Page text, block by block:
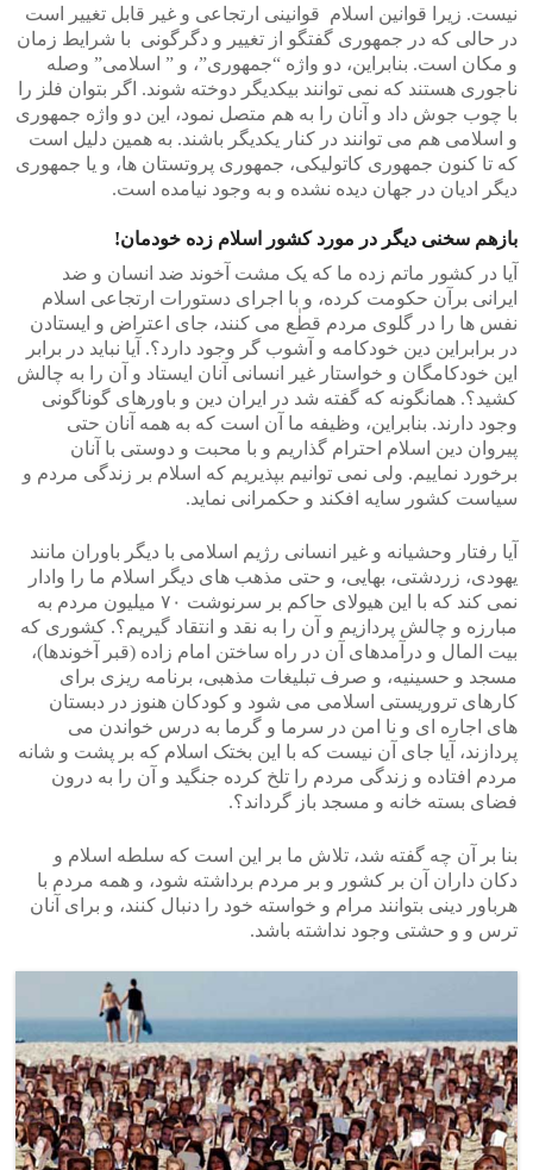
نیست. زیرا قوانین اسلام قوانینی ارتجاعی و غیر قابل تغییر است
در حالی که در جمهوری گفتگو از تغییر و دگرگونی با شرایط زمان
و مکان است. بنابراین، دو واژه “جمهوری”، و ” اسلامی” وصله
ناجوری هستند که نمی توانند بیکدیگر دوخته شوند. اگر بتوان فلز را
با چوب جوش داد و آنان را به هم متصل نمود، این دو واژه جمهوری
و اسلامی هم می توانند در کنار یکدیگر باشند. به همین دلیل است
که تا کنون جمهوری کاتولیکی، جمهوری پروتستان ها، و یا جمهوری
دیگر ادیان در جهان دیده نشده و به وجود نیامده است.
بازهم سخنی دیگر در مورد کشور اسلام زده خودمان!
آیا در کشور ماتم زده ما که یک مشت آخوند ضد انسان و ضد
ایرانی برآن حکومت کرده، و با اجرای دستورات ارتجاعی اسلام
نفس ها را در گلوی مردم قطٰع می کنند، جای اعتراض و ایستادن
در برابراین دین خودکامه و آشوب گر وجود دارد؟. آیا نباید در برابر
این خودکامگان و خواستار غیر انسانی آنان ایستاد و آن را به چالش
کشید؟. همانگونه که گفته شد در ایران دین و باورهای گوناگونی
وجود دارند. بنابراین، وظیفه ما آن است که به همه آنان حتی
پیروان دین اسلام احترام گذاریم و با محبت و دوستی با آنان
برخورد نماییم. ولی نمی توانیم بپذیریم که اسلام بر زندگی مردم و
سیاست کشور سایه افکند و حکمرانی نماید.
آیا رفتار وحشیانه و غیر انسانی رژیم اسلامی با دیگر باوران مانند
یهودی، زردشتی، بهایی، و حتی مذهب های دیگر اسلام ما را وادار
نمی کند که با این هیولای حاکم بر سرنوشت ۷۰ میلیون مردم به
مبارزه و چالش پردازیم و آن را به نقد و انتقاد گیریم؟. کشوری که
بیت المال و درآمدهای آن در راه ساختن امام زاده (قبر آخوندها)،
مسجد و حسینیه، و صرف تبلیغات مذهبی، برنامه ریزی برای
کارهای تروریستی اسلامی می شود و کودکان هنوز در دبستان
های اجاره ای و نا امن در سرما و گرما به درس خواندن می
پردازند، آیا جای آن نیست که با این بختک اسلام که بر پشت و شانه
مردم افتاده و زندگی مردم را تلخ کرده جنگید و آن را به درون
فضای بسته خانه و مسجد باز گرداند؟.
بنا بر آن چه گفته شد، تلاش ما بر این است که سلطه اسلام و
دکان داران آن بر کشور و بر مردم برداشته شود، و همه مردم با
هرباور دینی بتوانند مرام و خواسته خود را دنبال کنند، و برای آنان
ترس و و حشتی وجود نداشته باشد.